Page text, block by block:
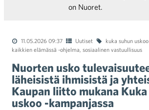
on Nuoret.
11.05.2026 09:37 Uutiset kuka suhun
kaikkien elämässä -ohjelma, sosiaalinen vastuullisuus
Nuorten usko
läheisistä ihmisistä ja
Kaupan liitto mukana
uskoo -kampanjassa